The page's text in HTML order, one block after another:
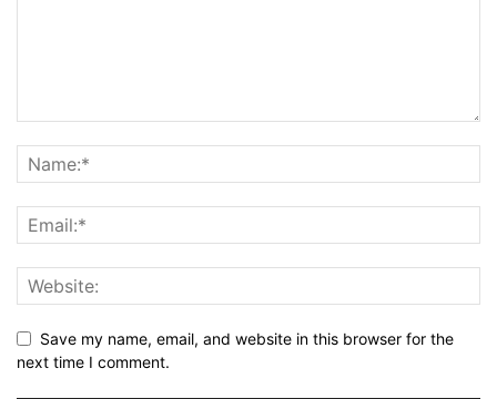
Save my name, email, and website in this browser for the
next time I comment.